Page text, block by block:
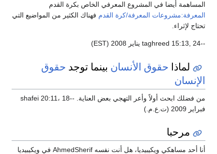
أيضا في المشروع المعرفي الخاص بكرة القدم
المعرفة/كرة القدم فهناك الكثير من المواضيع التي
لإثراء.
لماذاحقوق الأنسانبينما توجدحقوق
من فضلك ابحث أولاً وأعر التهجي بعض العناية. --shafei 20:11، 18
2009 (ت.ع.م.)
مرحبا
أنا أحد مساهكي ويكيبيديا، هل أنت نفسه AhmedSherif في ويكيبيديا